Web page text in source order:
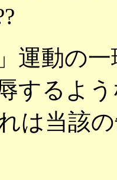
運動の
するよ
は当該